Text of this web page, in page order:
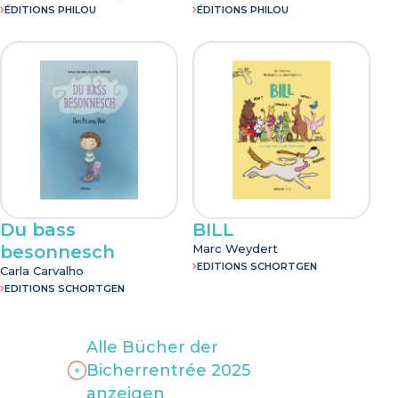
ÉDITIONS PHILOU ÉDITIONS PHILOU
Du bass
besonnesch
Carla Carvalho
EDITIONS SCHORTGEN
BILL
Marc Weydert
EDITIONS SCHORTGEN
Alle Bücher der
Bicherrentrée 2025
anzeigen